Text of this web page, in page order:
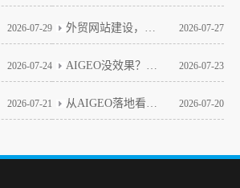
2026-07-29 2026-07-27
2026-07-24 2026-07-23
2026-07-21 2026-07-20